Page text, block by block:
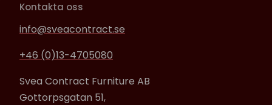
Kontakta oss
info@sveacontract.se
+46 (0)13-4705080
Svea Contract Furniture AB
Gottorpsgatan 51,